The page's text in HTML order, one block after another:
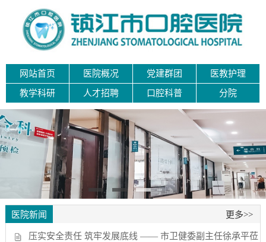
网站首页 医院概况 党建群团 医教护理
教学科研 人才招聘 口腔科普 分院
医院新闻 更多>>
压实安全责任 筑牢发展底线 —— 市卫健委副主任徐承平莅